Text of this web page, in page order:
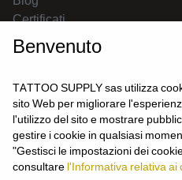
CONTATTACI
Certificati
Contatti
Benvenuto
TATTOO SUPPLY sas utilizza
sito Web per migliorare
l'utilizzo del sito e mostrare
gestire i cookie in qualsiasi
"Gestisci le impostazioni dei
consultare l'Informativa relativa ai